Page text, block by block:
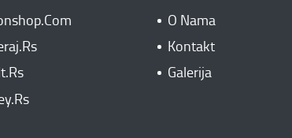
O Nama
Kontakt
Galerija